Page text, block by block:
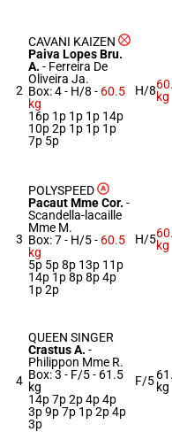
2
CAVANI KAIZEN
Paiva Lopes Bru.
A. - Ferreira De
Oliveira Ja.
Box: 4 - H/8 - 60.5
kg
16p 1p 1p 1p 14p
10p 2p 1p 1p 1p
7p 5p
H/8kg
3
POLYSPEED
Pacaut Mme Cor. -
Scandella-lacaille
Mme M.
Box: 7 - H/5 - 60.5
kg
5p 5p 8p 13p 11p
14p 1p 8p 8p 4p
1p 2p
H/5kg
4
QUEEN SINGER
Crastus A. -
Philippon Mme R.
Box: 3 - F/5 - 61.5
kg
14p 7p 2p 4p 4p
3p 9p 7p 1p 2p 4p
3p
F/5 kg